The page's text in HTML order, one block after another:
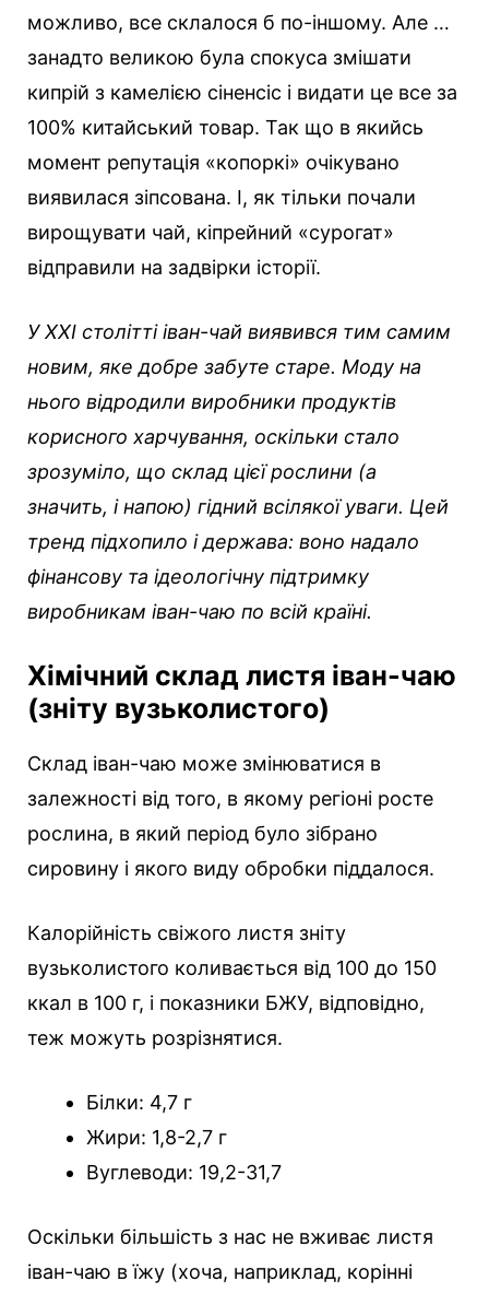
можливо, все склалося б по-іншому. Але …
занадто великою була спокуса змішати
кипрій з камелією сіненсіс і видати це все за
100% китайський товар. Так що в якийсь
момент репутація «копоркі» очікувано
виявилася зіпсована. І, як тільки почали
вирощувати чай, кіпрейний «сурогат»
відправили на задвірки історії.
У XXI столітті іван-чай виявився тим самим
новим, яке добре забуте старе. Моду на
нього відродили виробники продуктів
корисного харчування, оскільки стало
зрозуміло, що склад цієї рослини (а
значить, і напою) гідний всілякої уваги. Цей
тренд підхопило і держава: воно надало
фінансову та ідеологічну підтримку
виробникам іван-чаю по всій країні.
Хімічний склад листя іван-чаю
(зніту вузьколистого)
Склад іван-чаю може змінюватися в
залежності від того, в якому регіоні росте
рослина, в який період було зібрано
сировину і якого виду обробки піддалося.
Калорійність свіжого листя зніту
вузьколистого коливається від 100 до 150
ккал в 100 г, і показники БЖУ, відповідно,
теж можуть розрізнятися.
Білки: 4,7 г
Жири: 1,8-2,7 г
Вуглеводи: 19,2-31,7
Оскільки більшість з нас не вживає листя
іван-чаю в їжу (хоча, наприклад, корінні